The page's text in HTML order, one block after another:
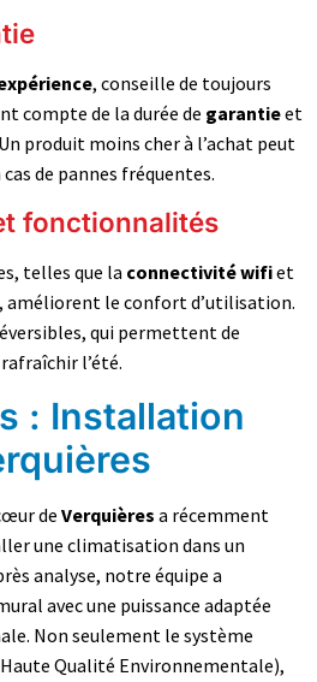
, conseille de toujours
compte de la durée de garantieet
produit moins cher à l’achat peut
de pannes fréquentes.
fonctionnalités
telles que la connectivité wifiet
améliorent le confort d’utilisation.
qui permettent de
l’été.
: Installation
de Verquières a récemment
une climatisation dans un
analyse, notre équipe a
avec une puissance adaptée
Non seulement le système
Qualité Environnementale),